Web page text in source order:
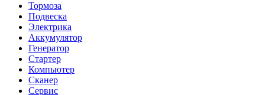
Тормоза
Подвеска
Электрика
Аккумулятор
Генератор
Стартер
Компьютер
Сканер
Сервис